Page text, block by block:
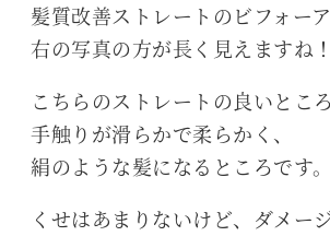
髪質改善ストレートのビフォーア
右の写真の方が長く見えますね！
こちらのストレートの良いところ
手触りが滑らかで柔らかく、
絹のような髪になるところです。
くせはあまりないけど、ダメー